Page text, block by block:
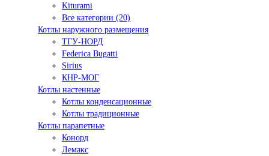
Kiturami
Все категории (20)
Котлы наружного размещения
ТГУ-НОРД
Federica Bugatti
Sirius
КНР-МОГ
Котлы настенные
Котлы конденсационные
Котлы традиционные
Котлы парапетные
Конорд
Лемакс